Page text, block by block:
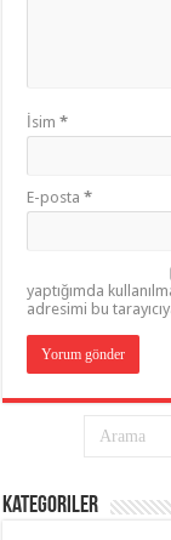
İsim*
E-posta*
yaptığımda
adresimi bu
Kategoriler